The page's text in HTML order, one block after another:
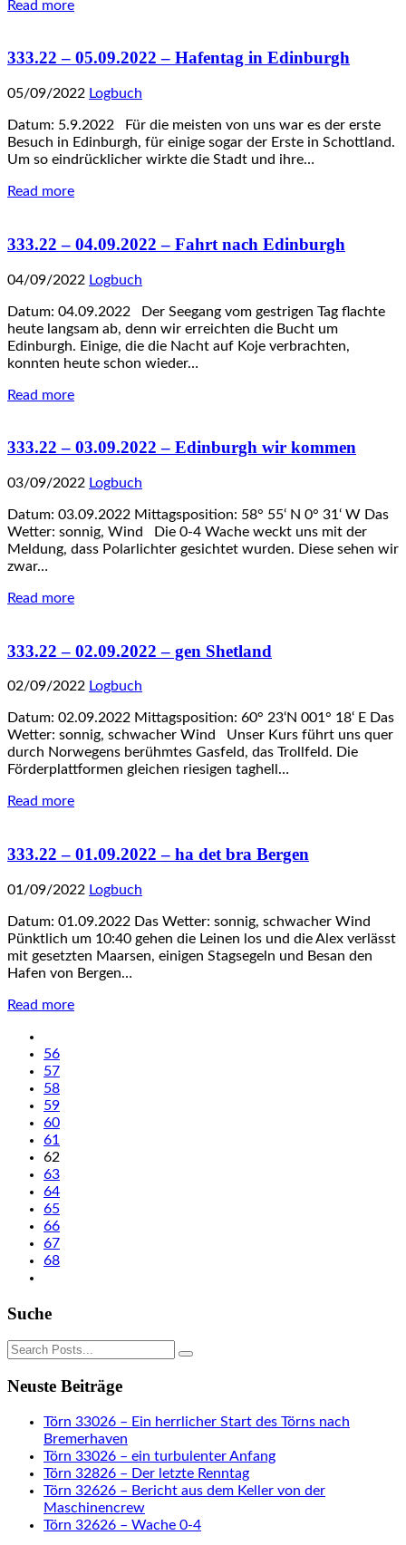
Read more
333.22 – 05.09.2022 – Hafentag in Edinburgh
05/09/2022 Logbuch
Datum: 5.9.2022 Für die meisten von uns war es der erste
Besuch in Edinburgh, für einige sogar der Erste in Schottland.
Um so eindrücklicher wirkte die Stadt und ihre…
Read more
333.22 – 04.09.2022 – Fahrt nach Edinburgh
04/09/2022 Logbuch
Datum: 04.09.2022 Der Seegang vom gestrigen Tag flachte
heute langsam ab, denn wir erreichten die Bucht um
Edinburgh. Einige, die die Nacht auf Koje verbrachten,
konnten heute schon wieder…
Read more
333.22 – 03.09.2022 – Edinburgh wir kommen
03/09/2022 Logbuch
Datum: 03.09.2022 Mittagsposition: 58° 55‘ N 0° 31‘ W Das
Wetter: sonnig, Wind Die 0-4 Wache weckt uns mit der
Meldung, dass Polarlichter gesichtet wurden. Diese sehen wir
zwar…
Read more
333.22 – 02.09.2022 – gen Shetland
02/09/2022 Logbuch
Datum: 02.09.2022 Mittagsposition: 60° 23‘N 001° 18‘ E Das
Wetter: sonnig, schwacher Wind Unser Kurs führt uns quer
durch Norwegens berühmtes Gasfeld, das Trollfeld. Die
Förderplattformen gleichen riesigen taghell…
Read more
333.22 – 01.09.2022 – ha det bra Bergen
01/09/2022 Logbuch
Datum: 01.09.2022 Das Wetter: sonnig, schwacher Wind
Pünktlich um 10:40 gehen die Leinen los und die Alex verlässt
mit gesetzten Maarsen, einigen Stagsegeln und Besan den
Hafen von Bergen…
Read more
56
57
58
59
60
61
62
63
64
65
66
67
68
Suche
Neuste Beiträge
Törn 33026 – Ein herrlicher Start des Törns nach
Bremerhaven
Törn 33026 – ein turbulenter Anfang
Törn 32826 – Der letzte Renntag
Törn 32626 – Bericht aus dem Keller von der
Maschinencrew
Törn 32626 – Wache 0-4